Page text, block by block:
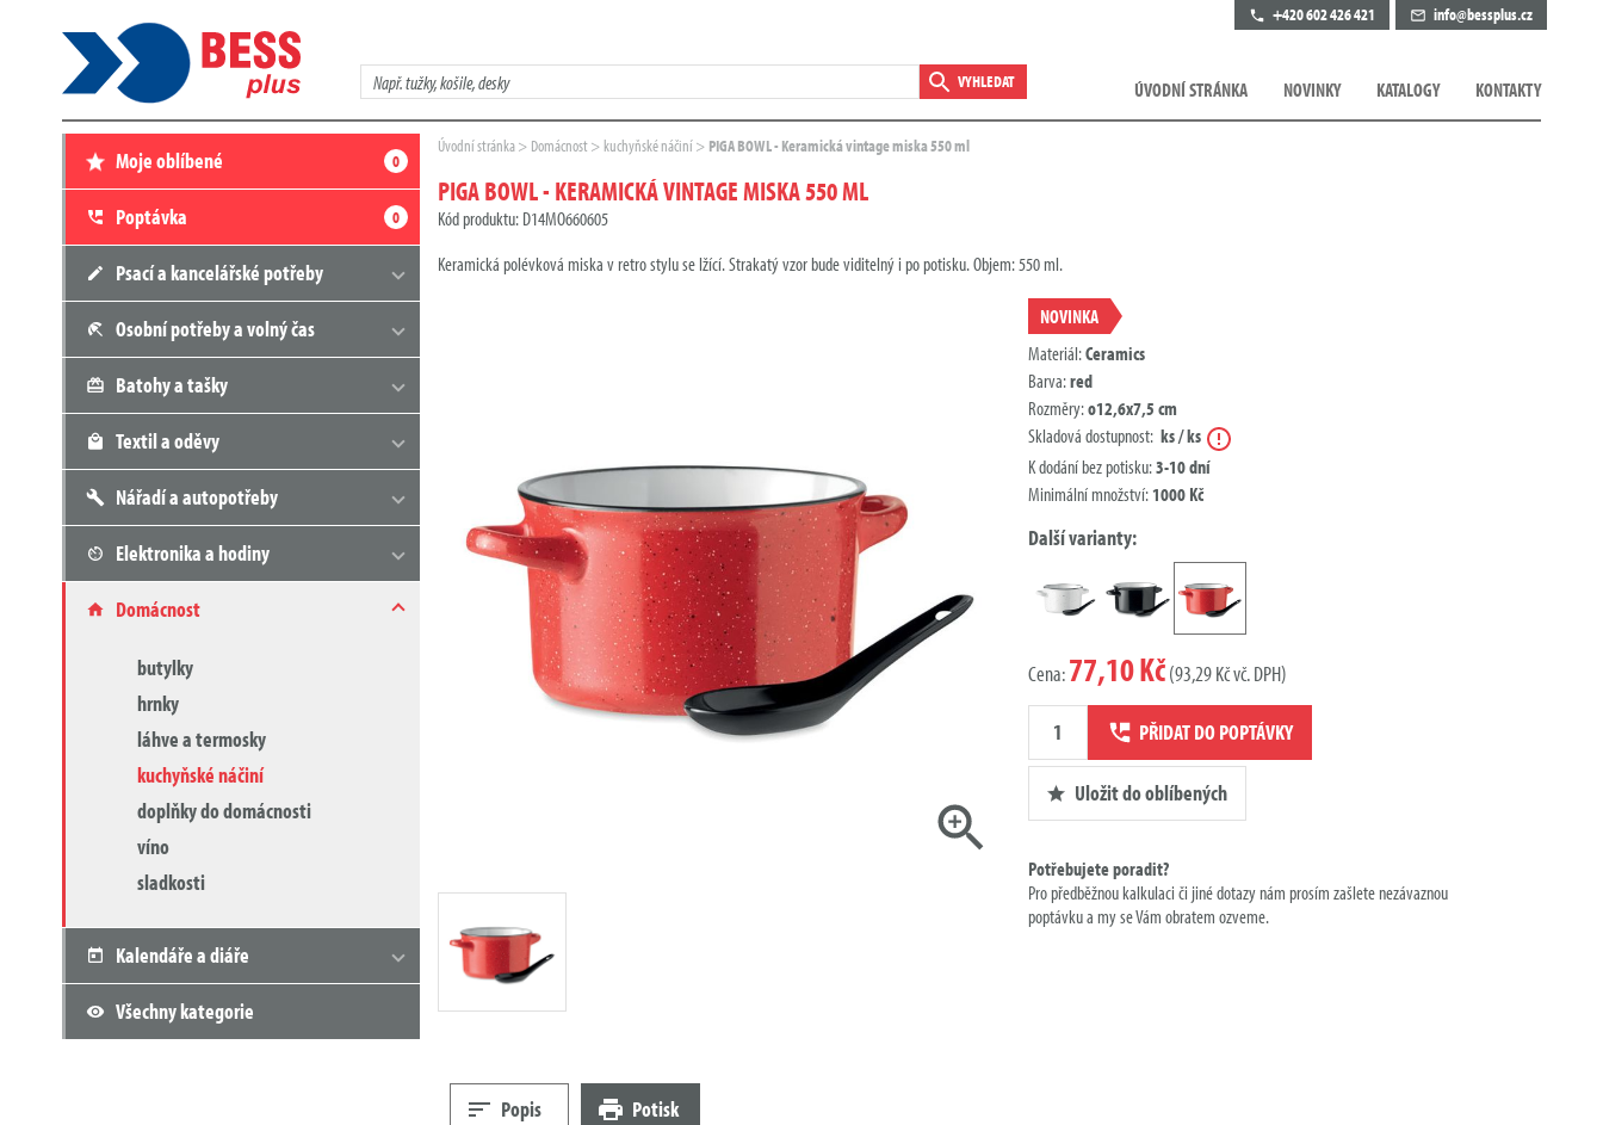
Zadejte
výraz
VYHLEDAT ÚVODNÍ STRÁNKA NOVINKY KATALOGY KONTAKTY
+420 602 426 421 info@bessplus.cz
Moje oblíbené 0
Poptávka 0
Psací a kancelářské potřeby
Osobní potřeby a volný čas
Batohy a tašky
Textil a oděvy
Nářadí a autopotřeby
Elektronika a hodiny
Domácnost
butylky
hrnky
láhve a termosky
kuchyňské náčiní
doplňky do domácnosti
víno
sladkosti
Kalendáře a diáře
Všechny kategorie
Zde
nacházíte:
Úvodní stránka Domácnost kuchyňské náčiní PIGA BOWL - Keramická vintage miska 550 ml
PIGA BOWL - KERAMICKÁ VINTAGE MISKA 550 ML
Kód produktu: D14MO660605
Keramická polévková miska v retro stylu se lžící. Strakatý vzor bude viditelný i po potisku. Objem: 550 ml.
NOVINKA
Materiál:Ceramics
Barva:red
Rozměry:o12,6x7,5 cm
Skladová dostupnost: ks / ks
K dodání bez potisku:3-10 dní
Minimální množství:1000 Kč
Další varianty:
Cena:77,10 Kč(93,29 Kč vč. DPH)
Množství
poptávky
PŘIDAT DO POPTÁVKY
Uložit do oblíbených
Potřebujete poradit?
Pro předběžnou kalkulaci či jiné dotazy nám prosím zašlete nezávaznou
poptávku a my se Vám obratem ozveme.
Popis Potisk